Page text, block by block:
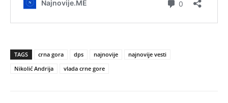
TAGS crna gora dps najnovije
najnovije vesti
Nikolić Andrija
vlada crne gore